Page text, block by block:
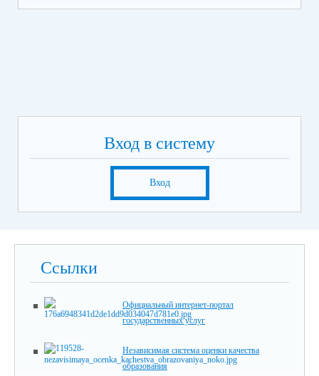
Вход в систему
Вход
Ссылки
Официальный интернет-портал
государственных услуг
Независимая система оценки качества
образования